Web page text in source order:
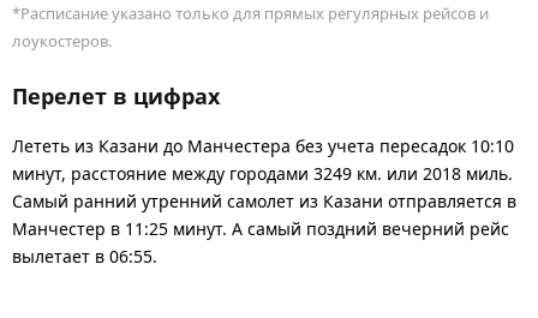
*Расписание указано только для прямых регулярных рейсов и
лоукостеров.
Перелет в цифрах
Лететь из Казани до Манчестера без учета пересадок 10:10
минут, расстояние между городами 3249 км. или 2018 миль.
Самый ранний утренний самолет из Казани отправляется в
Манчестер в 11:25 минут. А самый поздний вечерний рейс
вылетает в 06:55.